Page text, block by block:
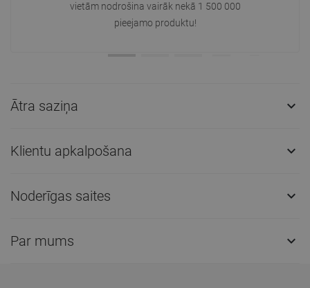
vietām nodrošina vairāk nekā 1 500 000
pieejamo produktu!
Ātra saziņa 
Klientu apkalpošana 
Noderīgas saites 
Par mums 